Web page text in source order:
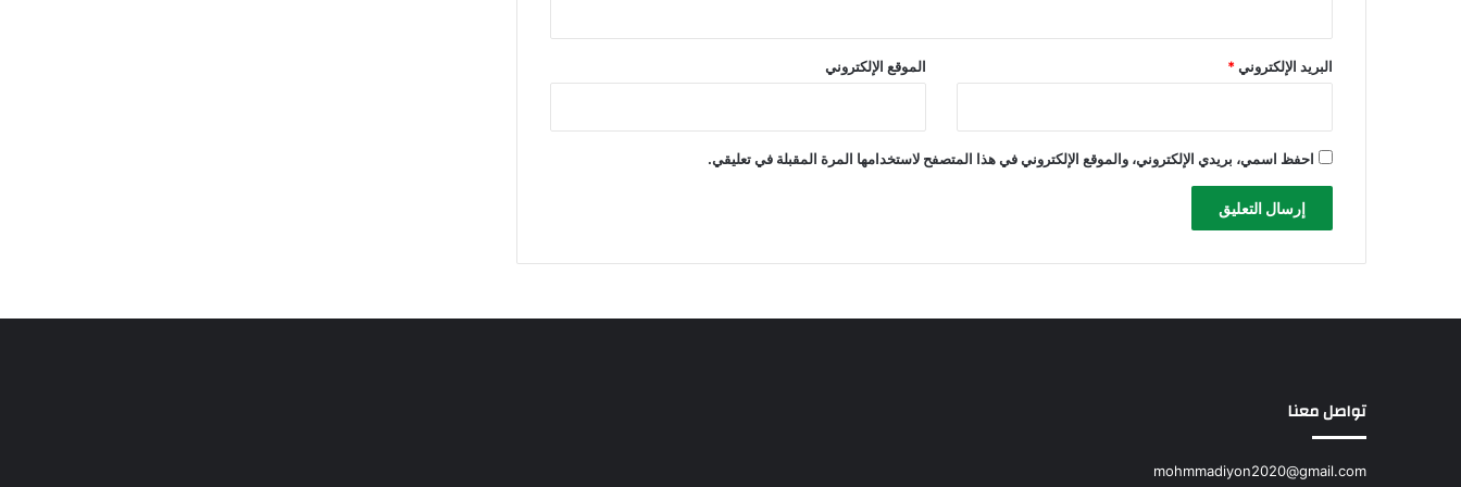
البريد الإلكتروني* الموقع الإلكتروني
احفظ اسمي، بريدي الإلكتروني، والموقع الإلكتروني في هذا المتصفح لاستخدامها المرة المقبلة في تعليقي.
تواصل معنا
mohmmadiyon2020@gmail.com